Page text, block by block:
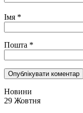
Імя *
Пошта *
Новини
29 Жовтня